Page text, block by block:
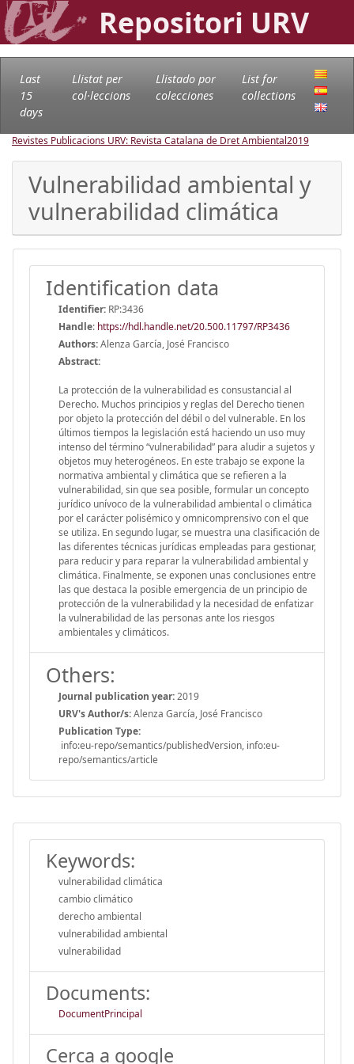
Repositori URV
Last
15
days
Llistat per
col·leccions
Llistado por
colecciones
List for
collections
Revistes Publicacions URV: Revista Catalana de Dret Ambiental2019
Vulnerabilidad ambiental y
vulnerabilidad climática
Identification data
Identifier: RP:3436
Handle: https://hdl.handle.net/20.500.11797/RP3436
Authors:Alenza García, José Francisco
Abstract:
La protección de la vulnerabilidad es consustancial al
Derecho. Muchos principios y reglas del Derecho tienen
por objeto la protección del débil o del vulnerable. En los
últimos tiempos la legislación está haciendo un uso muy
intenso del término “vulnerabilidad” para aludir a sujetos y
objetos muy heterogéneos. En este trabajo se expone la
normativa ambiental y climática que se refieren a la
vulnerabilidad, sin que sea posible, formular un concepto
jurídico unívoco de la vulnerabilidad ambiental o climática
por el carácter polisémico y omnicomprensivo con el que
se utiliza. En segundo lugar, se muestra una clasificación de
las diferentes técnicas jurídicas empleadas para gestionar,
para reducir y para reparar la vulnerabilidad ambiental y
climática. Finalmente, se exponen unas conclusiones entre
las que destaca la posible emergencia de un principio de
protección de la vulnerabilidad y la necesidad de enfatizar
la vulnerabilidad de las personas ante los riesgos
ambientales y climáticos.
Others:
Journal publication year:2019
URV's Author/s:Alenza García, José Francisco
Publication Type:
info:eu-repo/semantics/publishedVersion, info:eu-
repo/semantics/article
Keywords:
vulnerabilidad climática
cambio climático
derecho ambiental
vulnerabilidad ambiental
vulnerabilidad
Documents:
DocumentPrincipal
Cerca a google